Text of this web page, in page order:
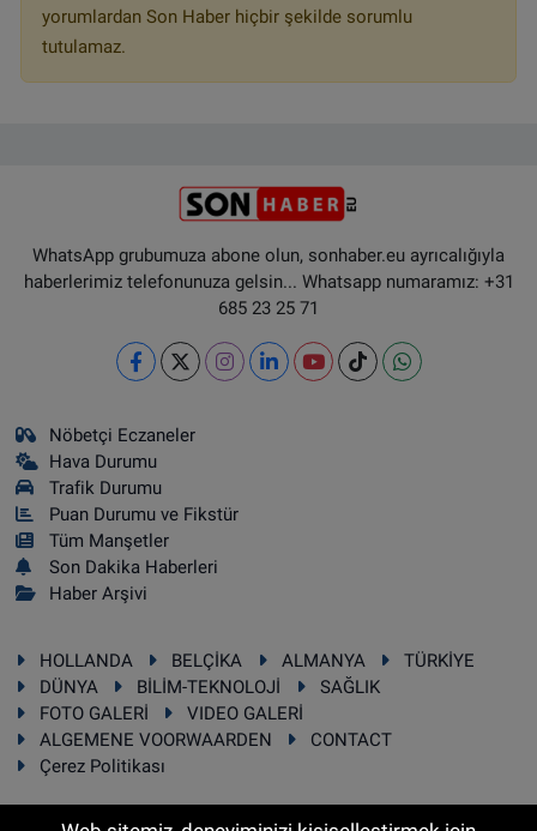
yorumlardan Son Haber hiçbir şekilde sorumlu
tutulamaz.
WhatsApp grubumuza abone olun, sonhaber.eu ayrıcalığıyla
haberlerimiz telefonunuza gelsin... Whatsapp numaramız: +31
685 23 25 71
Nöbetçi Eczaneler
Hava Durumu
Trafik Durumu
Puan Durumu ve Fikstür
Tüm Manşetler
Son Dakika Haberleri
Haber Arşivi
HOLLANDA BELÇİKA ALMANYA
TÜRKİYE
DÜNYA
BİLİM-TEKNOLOJİ
SAĞLIK
FOTO GALERİ
VIDEO GALERİ
ALGEMENE VOORWAARDEN
CONTACT
Çerez Politikası